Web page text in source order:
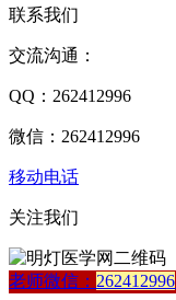
联系我们
交流沟通：
QQ：262412996
微信：262412996
移动电话
关注我们
老师微信： 262412996